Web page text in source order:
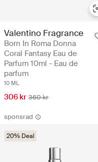
Valentino Fragrance
Born In Roma Donna
Coral Fantasy Eau de
Parfum 10ml - Eau de
parfum
10 ML
306 kr 360 kr
sponsrad
20% Deal